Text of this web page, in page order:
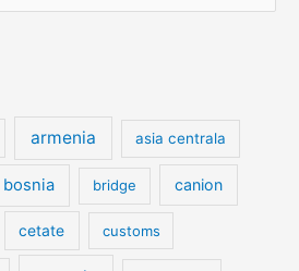
armenia asia centrala
bosnia bridge canion
cetate customs